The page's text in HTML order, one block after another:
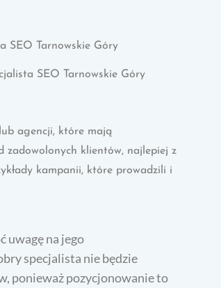
SEO Tarnowskie Góry
agencji, które mają
zadowolonych klientów, najlepiej z
kampanii, które prowadzili i
uwagę na jego
specjalista nie będzie
ponieważ pozycjonowanie to